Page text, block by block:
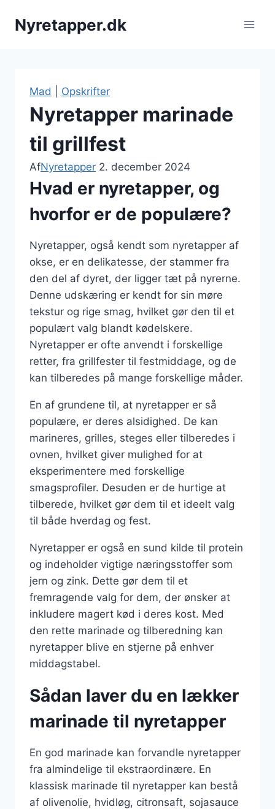
Nyretapper.dk
Mad Opskrifter
Nyretapper marinade
til grillfest
AfNyretapper 2. december 2024
Hvad er nyretapper, og
hvorfor er de populære?
Nyretapper, også kendt som nyretapper af
okse, er en delikatesse, der stammer fra
den del af dyret, der ligger tæt på nyrerne.
Denne udskæring er kendt for sin møre
tekstur og rige smag, hvilket gør den til et
populært valg blandt kødelskere.
Nyretapper er ofte anvendt i forskellige
retter, fra grillfester til festmiddage, og de
kan tilberedes på mange forskellige måder.
En af grundene til, at nyretapper er så
populære, er deres alsidighed. De kan
marineres, grilles, steges eller tilberedes i
ovnen, hvilket giver mulighed for at
eksperimentere med forskellige
smagsprofiler. Desuden er de hurtige at
tilberede, hvilket gør dem til et ideelt valg
til både hverdag og fest.
Nyretapper er også en sund kilde til protein
og indeholder vigtige næringsstoffer som
jern og zink. Dette gør dem til et
fremragende valg for dem, der ønsker at
inkludere magert kød i deres kost. Med
den rette marinade og tilberedning kan
nyretapper blive en stjerne på enhver
middagstabel.
Sådan laver du en lækker
marinade til nyretapper
En god marinade kan forvandle nyretapper
fra almindelige til ekstraordinære. En
klassisk marinade til nyretapper kan bestå
af olivenolie, hvidløg, citronsaft, sojasauce